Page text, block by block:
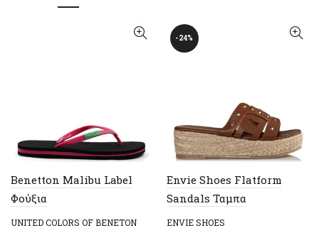
Benetton Malibu Label
Φούξια
UNITED COLORS OF BENETON
-24%
Envie Shoes Flatform
Sandals Ταμπα
ENVIE SHOES